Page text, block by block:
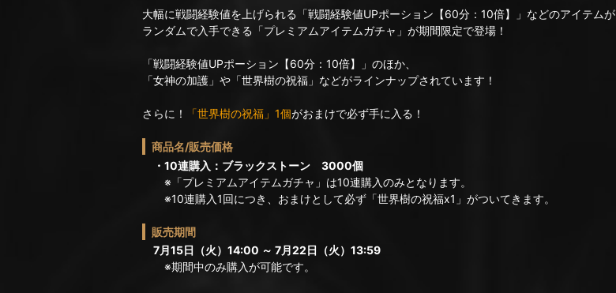
大幅に戦闘経験値を上げられる「戦闘経験値UPポーション【60分：10倍】」などのアイテムが
ランダムで入手できる「プレミアムアイテムガチャ」が期間限定で登場！
「戦闘経験値UPポーション【60分：10倍】」のほか、
「女神の加護」や「世界樹の祝福」などがラインナップされています！
さらに！ 「世界樹の祝福」1個がおまけで必ず手に入る！
商品名/販売価格
・10連購入：ブラックストーン 3000個
※「プレミアムアイテムガチャ」は10連購入のみとなります。
※10連購入1回につき、おまけとして必ず「世界樹の祝福x1」がついてきます。
販売期間
7月15日（火）14:00 ～ 7月22日（火）13:59
※期間中のみ購入が可能です。